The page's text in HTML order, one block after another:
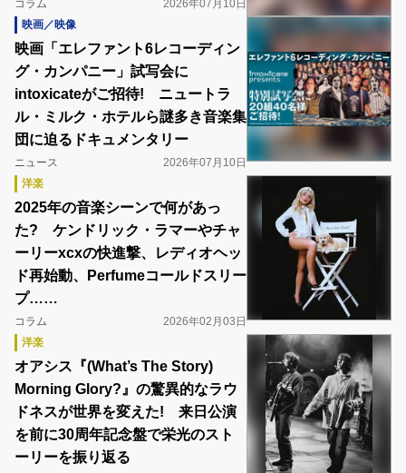
コラム
2026年07月10日
映画／映像
映画「エレファント6レコーディン
グ・カンパニー」試写会に
intoxicateがご招待! ニュートラ
ル・ミルク・ホテルら謎多き音楽集
団に迫るドキュメンタリー
ニュース
2026年07月10日
洋楽
2025年の音楽シーンで何があっ
た? ケンドリック・ラマーやチャ
ーリーxcxの快進撃、レディオヘッ
ド再始動、Perfumeコールドスリー
プ……
コラム
2026年02月03日
洋楽
オアシス『(What’s The Story)
Morning Glory?』の驚異的なラウ
ドネスが世界を変えた! 来日公演
を前に30周年記念盤で栄光のスト
ーリーを振り返る